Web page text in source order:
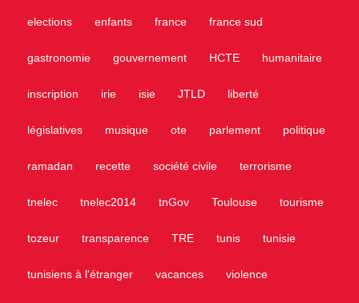
elections enfants france france sud
gastronomie gouvernement HCTE humanitaire
inscription irie isie JTLD liberté
législatives musique ote parlement politique
ramadan recette société civile terrorisme
tnelec tnelec2014 tnGov Toulouse tourisme
tozeur transparence TRE tunis tunisie
tunisiens à l'étranger vacances violence